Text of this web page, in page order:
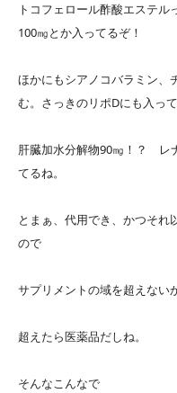
トコフェロール酢酸エステ
100㎎とか入ってるぞ！
ほかにもシアノコバラミン、
む。さっきのリポDにも入って
肝臓加水分解物90㎎！？ レ
てるね。
とまぁ、代用でき、かつそれ
ので
サプリメントの域を超えないか
超えたら医薬品だしね。
そんなこんなで